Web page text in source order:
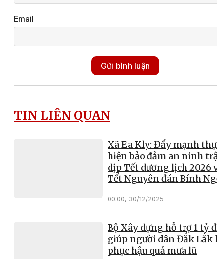
Email
Gửi bình luận
TIN LIÊN QUAN
Xã Ea Kly: Đẩy mạnh thực
hiện bảo đảm an ninh
dịp Tết dương lịch 2026
Tết Nguyên đán Bính Ngọ
00:00, 30/12/2025
Bộ Xây dựng hỗ trợ 1 tỷ
giúp người dân Đắk Lắk
phục hậu quả mưa lũ